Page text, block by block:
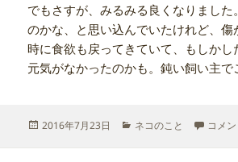
でもさすが、みるみる良くなりました
のかな、と思い込んでいたけれど、傷
時に食欲も戻ってきていて、もしか
元気がなかったのかも。鈍い飼い主で
投
2016年7月23日
カ
ネコのこと 猫の
コメ